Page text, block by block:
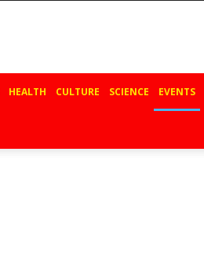
HEALTH CULTURE SCIENCE EVENTS